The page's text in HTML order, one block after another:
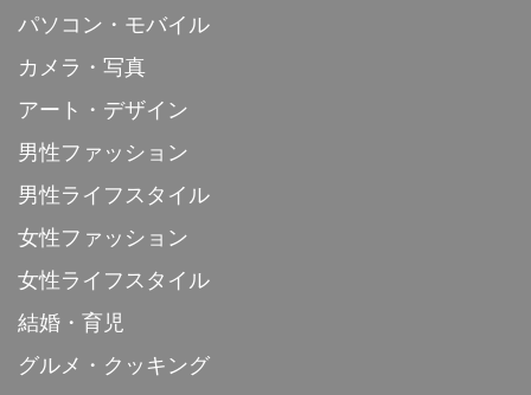
パソコン・モバイル
カメラ・写真
アート・デザイン
男性ファッション
男性ライフスタイル
女性ファッション
女性ライフスタイル
結婚・育児
グルメ・クッキング